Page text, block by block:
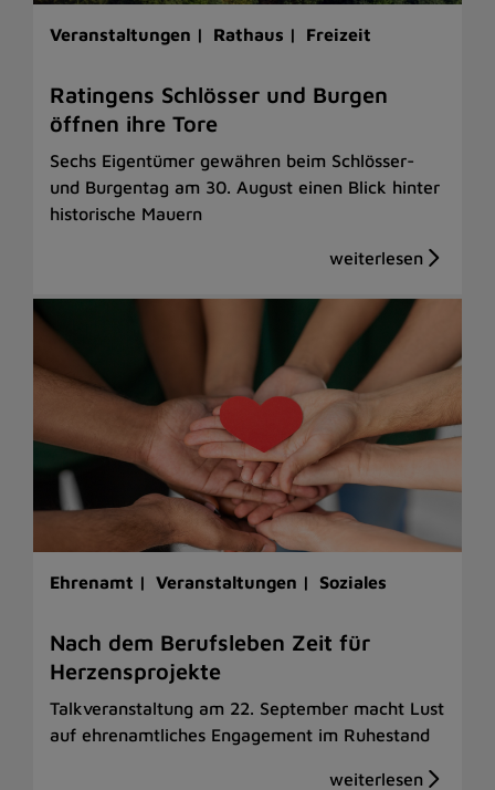
Veranstaltungen | Rathaus | Freizeit
Ratingens Schlösser und Burgen
öffnen ihre Tore
Sechs Eigentümer gewähren beim Schlösser-
und Burgentag am 30. August einen Blick hinter
historische Mauern
Ehrenamt | Veranstaltungen | Soziales
Nach dem Berufsleben Zeit für
Herzensprojekte
Talkveranstaltung am 22. September macht Lust
auf ehrenamtliches Engagement im Ruhestand